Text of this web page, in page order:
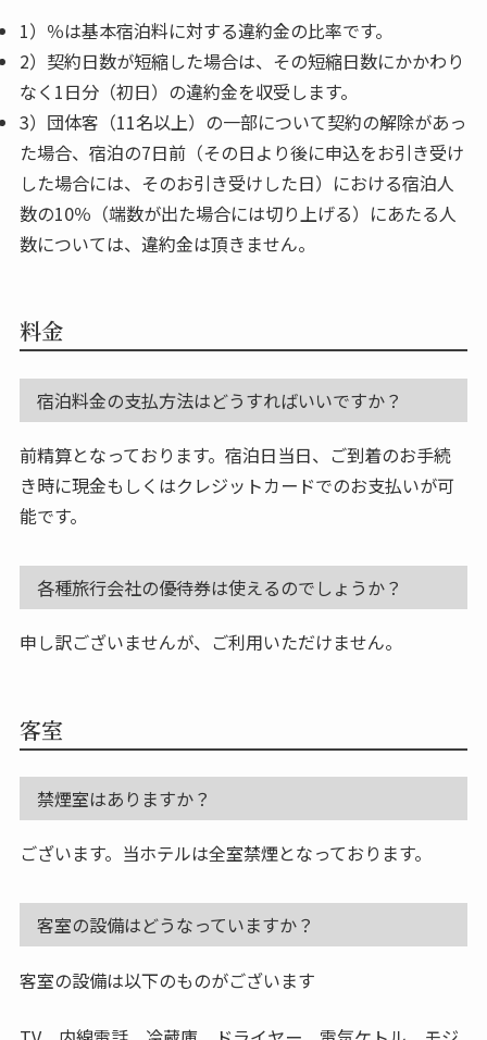
％は基本宿泊料に対する違約金の比率です。
契約日数が短縮した場合は、その短縮日数にかかわり
なく1日分（初日）の違約金を収受します。
団体客（11名以上）の一部について契約の解除があっ
た場合、宿泊の7日前（その日より後に申込をお引き受け
した場合には、そのお引き受けした日）における宿泊人
数の10％（端数が出た場合には切り上げる）にあたる人
数については、違約金は頂きません。
料金
宿泊料金の支払方法はどうすればいいですか？
前精算となっております。宿泊日当日、ご到着のお手続
き時に現金もしくはクレジットカードでのお支払いが可
能です。
各種旅行会社の優待券は使えるのでしょうか？
申し訳ございませんが、ご利用いただけません。
客室
禁煙室はありますか？
ございます。当ホテルは全室禁煙となっております。
客室の設備はどうなっていますか？
客室の設備は以下のものがございます